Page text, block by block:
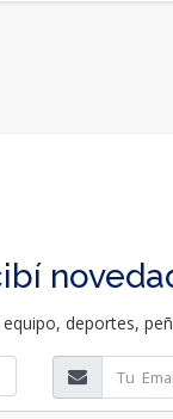
deportes,